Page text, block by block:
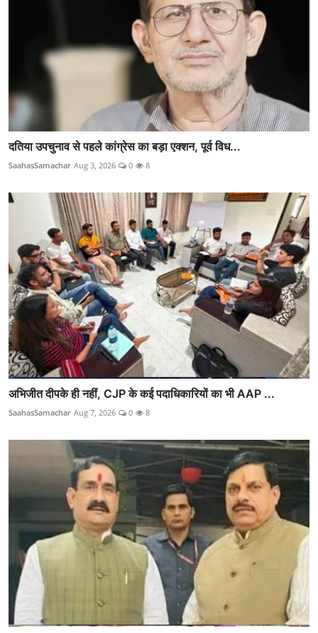
दतिया उपचुनाव से पहले कांग्रेस का बड़ा एक्शन, पूर्व विध...
SaahasSamachar Aug 3, 2026 0 8
अभिजीत दीपके ही नहीं, CJP के कई पदाधिकारियों का भी AAP ...
SaahasSamachar Aug 7, 2026 0 8